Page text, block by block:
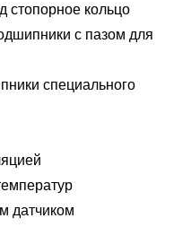
стопорное кольцо
с пазом для
специального
датчиком